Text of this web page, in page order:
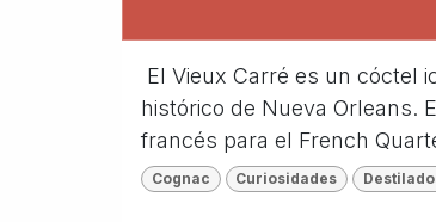
El Vieux Carré es un cóctel
histórico de Nueva Orleans.
francés para el French
Cognac Curiosidades